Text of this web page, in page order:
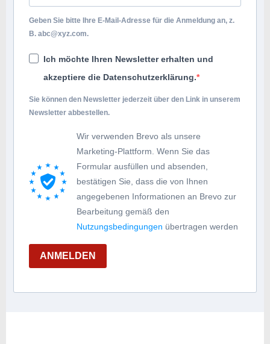
Geben Sie bitte Ihre E-Mail-Adresse für die Anmeldung an, z.
B. abc@xyz.com.
Ich möchte Ihren Newsletter erhalten und
akzeptiere die Datenschutzerklärung.
Sie können den Newsletter jederzeit über den Link in unserem
Newsletter abbestellen.
Wir verwenden Brevo als unsere
Marketing-Plattform. Wenn Sie das
Formular ausfüllen und absenden,
bestätigen Sie, dass die von Ihnen
angegebenen Informationen an Brevo zur
Bearbeitung gemäß den
Nutzungsbedingungen übertragen werden
ANMELDEN